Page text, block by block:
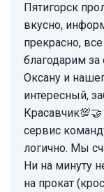
Пятигорск
вкусно,
прекрасно,
благодарим за
Оксану и
интересный,
сервис
логично. Мы
Ни на минуту
на прокат